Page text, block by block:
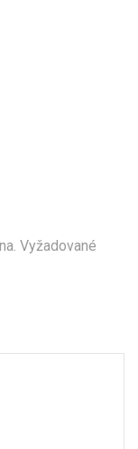
Vyžadované